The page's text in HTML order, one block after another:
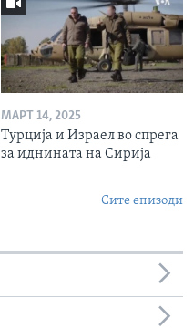
МАРТ 14, 2025
Турција и Израел во спрега
за иднината на Сирија
Сите епизоди